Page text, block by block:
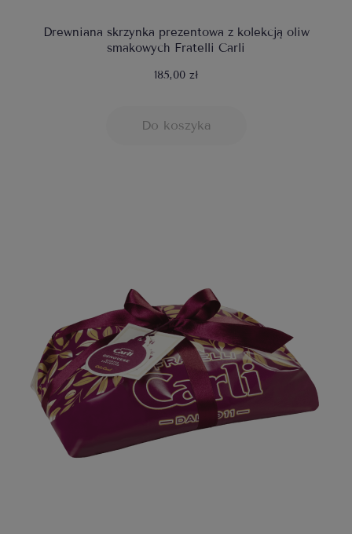
Drewniana skrzynka prezentowa z kolekcją oliw
smakowych Fratelli Carli
185,00 zł
Do koszyka